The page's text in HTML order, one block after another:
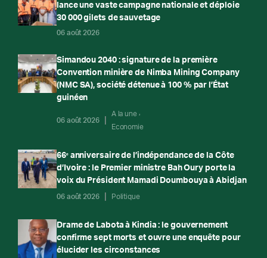
lance une vaste campagne nationale et déploie
30 000 gilets de sauvetage
06 août 2026
Simandou 2040 : signature de la première
Convention minière de Nimba Mining Company
(NMC SA), société détenue à 100 % par l’État
guinéen
06 août 2026
A la une
Economie
66ᵉ anniversaire de l’indépendance de la Côte
d’Ivoire : le Premier ministre Bah Oury porte la
voix du Président Mamadi Doumbouya à Abidjan
06 août 2026 Politique
Drame de Labota à Kindia : le gouvernement
confirme sept morts et ouvre une enquête pour
élucider les circonstances